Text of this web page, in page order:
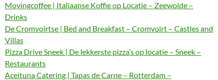
Movingcoffee | Italiaanse Koffie op Locatie – Zeewolde –
Drinks
De Cromvoirtse | Bed and Breakfast – Cromvoirt – Castles and
Villas
Pizza Drive Sneek | De lekkerste pizza’s op locatie – Sneek –
Restaurants
Aceituna Catering | Tapas de Carne – Rotterdam –